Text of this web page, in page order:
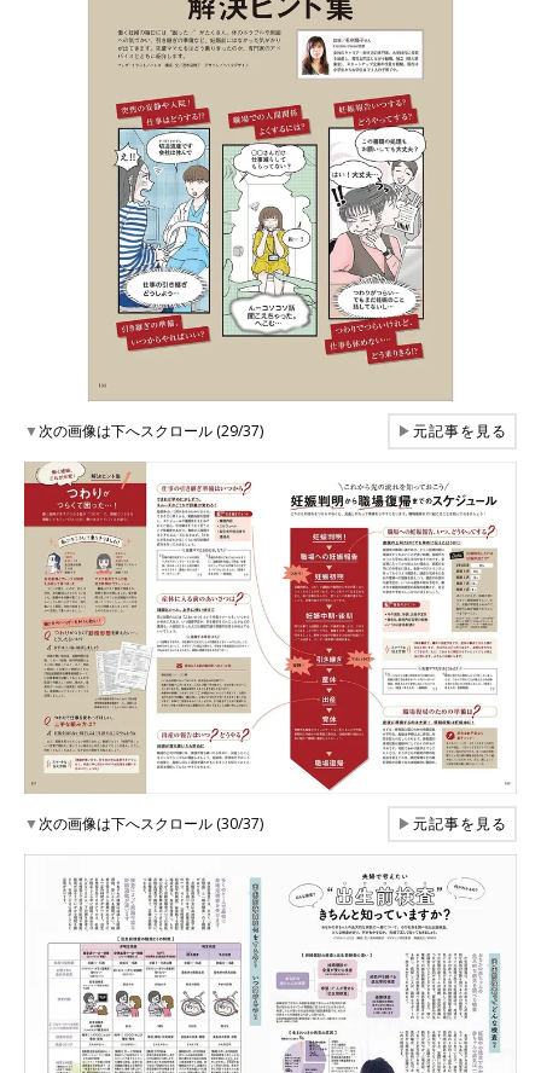
▼次の画像は下へスクロール (29/37) ▶元記事を見る
▼次の画像は下へスクロール (30/37) ▶元記事を見る